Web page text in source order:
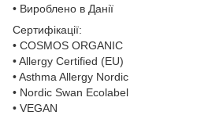
• Вироблено в Данії
Сертифікації:
• COSMOS ORGANIC
• Allergy Certified (EU)
• Asthma Allergy Nordic
• Nordic Swan Ecolabel
• VEGAN